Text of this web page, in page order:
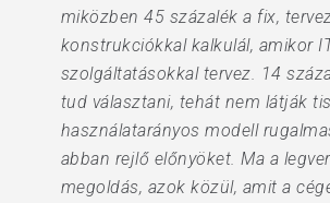
miközben 45 százalék a fix,
konstrukciókkal kalkulál, amikor
szolgáltatásokkal tervez. 14
tud választani, tehát nem látják
használatarányos modell
abban rejlő előnyöket. Ma a
megoldás, azok közül, amit a